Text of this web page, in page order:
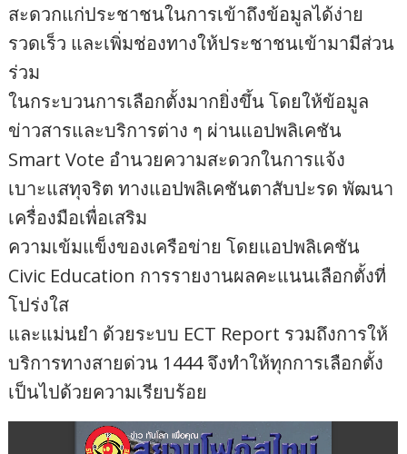
สะดวกแก่ประชาชนในการเข้าถึงข้อมูลได้ง่าย
รวดเร็ว และเพิ่มช่องทางให้ประชาชนเข้ามามีส่วน
ร่วม
ในกระบวนการเลือกตั้งมากยิ่งขึ้น โดยให้ข้อมูล
ข่าวสารและบริการต่าง ๆ ผ่านแอปพลิเคชัน
Smart Vote อำนวยความสะดวกในการแจ้ง
เบาะแสทุจริต ทางแอปพลิเคชันตาสับปะรด พัฒนา
เครื่องมือเพื่อเสริม
ความเข้มแข็งของเครือข่าย โดยแอปพลิเคชัน
Civic Education การรายงานผลคะแนนเลือกตั้งที่
โปร่งใส
และแม่นยำ ด้วยระบบ ECT Report รวมถึงการให้
บริการทางสายด่วน 1444 จึงทำให้ทุกการเลือกตั้ง
เป็นไปด้วยความเรียบร้อย